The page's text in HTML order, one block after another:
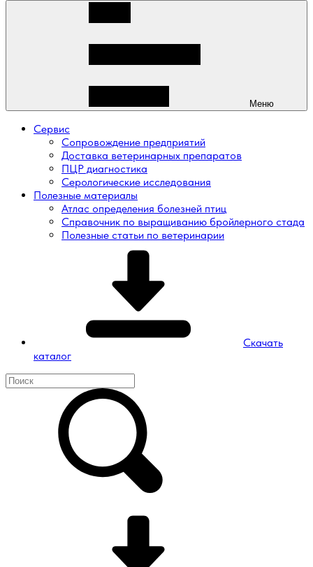
Меню
Сервис
Сопровождение предприятий
Доставка ветеринарных препаратов
ПЦР диагностика
Серологические исследования
Полезные материалы
Атлас определения болезней птиц
Справочник по выращиванию бройлерного стада
Полезные статьи по ветеринарии
Скачать
каталог